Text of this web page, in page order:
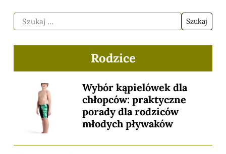
Rodzice
Wybór kąpielówek dla
chłopców: praktyczne
porady dla rodziców
młodych pływaków